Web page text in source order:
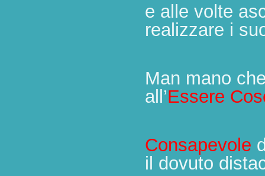
e alle volte
realizzare i
Man mano
all’Essere
Consapevole
il dovuto